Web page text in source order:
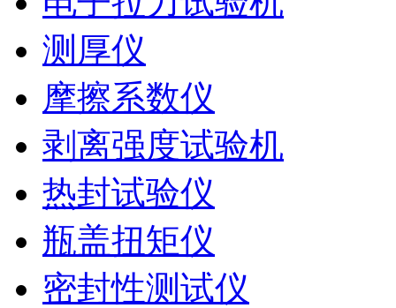
测厚仪
摩擦系数仪
剥离强度试验机
热封试验仪
瓶盖扭矩仪
密封性测试仪